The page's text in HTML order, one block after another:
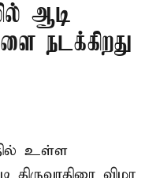
ஆடி
நடக்கிறது
உள்ள